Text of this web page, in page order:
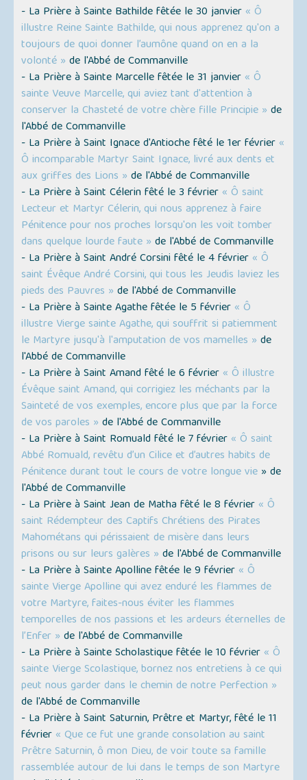
- La Prière à Sainte Bathilde fêtée le 30 janvier « Ô
illustre Reine Sainte Bathilde, qui nous apprenez qu'on a
toujours de quoi donner l’aumône quand on en a la
volonté » de l'Abbé de Commanville
- La Prière à Sainte Marcelle fêtée le 31 janvier « Ô
sainte Veuve Marcelle, qui aviez tant d'attention à
conserver la Chasteté de votre chère fille Principie » de
l'Abbé de Commanville
- La Prière à Saint Ignace d'Antioche fêté le 1er février «
Ô incomparable Martyr Saint Ignace, livré aux dents et
aux griffes des Lions » de l'Abbé de Commanville
- La Prière à Saint Célerin fêté le 3 février « Ô saint
Lecteur et Martyr Célerin, qui nous apprenez à faire
Pénitence pour nos proches lorsqu'on les voit tomber
dans quelque lourde faute » de l'Abbé de Commanville
- La Prière à Saint André Corsini fêté le 4 février « Ô
saint Évêque André Corsini, qui tous les Jeudis laviez les
pieds des Pauvres » de l'Abbé de Commanville
- La Prière à Sainte Agathe fêtée le 5 février « Ô
illustre Vierge sainte Agathe, qui souffrit si patiemment
le Martyre jusqu'à l'amputation de vos mamelles » de
l'Abbé de Commanville
- La Prière à Saint Amand fêté le 6 février « Ô illustre
Évêque saint Amand, qui corrigiez les méchants par la
Sainteté de vos exemples, encore plus que par la force
de vos paroles » de l'Abbé de Commanville
- La Prière à Saint Romuald fêté le 7 février « Ô saint
Abbé Romuald, revêtu d’un Cilice et d’autres habits de
Pénitence durant tout le cours de votre longue vie » de
l'Abbé de Commanville
- La Prière à Saint Jean de Matha fêté le 8 février « Ô
saint Rédempteur des Captifs Chrétiens des Pirates
Mahométans qui périssaient de misère dans leurs
prisons ou sur leurs galères » de l'Abbé de Commanville
- La Prière à Sainte Apolline fêtée le 9 février « Ô
sainte Vierge Apolline qui avez enduré les flammes de
votre Martyre, faites-nous éviter les flammes
temporelles de nos passions et les ardeurs éternelles de
l’Enfer » de l'Abbé de Commanville
- La Prière à Sainte Scholastique fêtée le 10 février « Ô
sainte Vierge Scolastique, bornez nos entretiens à ce qui
peut nous garder dans le chemin de notre Perfection »
de l'Abbé de Commanville
- La Prière à Saint Saturnin, Prêtre et Martyr, fêté le 11
février « Que ce fut une grande consolation au saint
Prêtre Saturnin, ô mon Dieu, de voir toute sa famille
rassemblée autour de lui dans le temps de son Martyre